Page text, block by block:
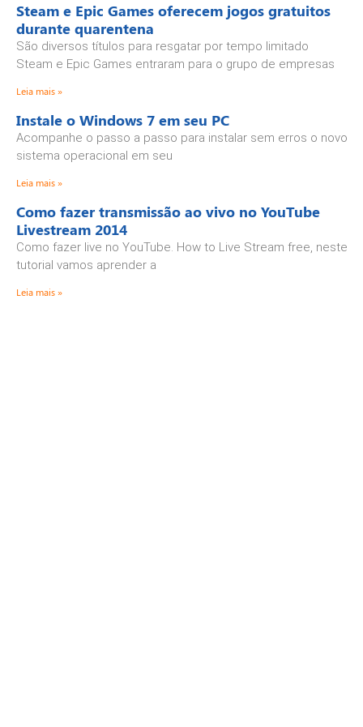
Steam e Epic Games oferecem jogos gratuitos
durante quarentena
São diversos títulos para resgatar por tempo limitado
Steam e Epic Games entraram para o grupo de empresas
Leia mais »
Instale o Windows 7 em seu PC
Acompanhe o passo a passo para instalar sem erros o novo
sistema operacional em seu
Leia mais »
Como fazer transmissão ao vivo no YouTube
Livestream 2014
Como fazer live no YouTube. How to Live Stream free, neste
tutorial vamos aprender a
Leia mais »